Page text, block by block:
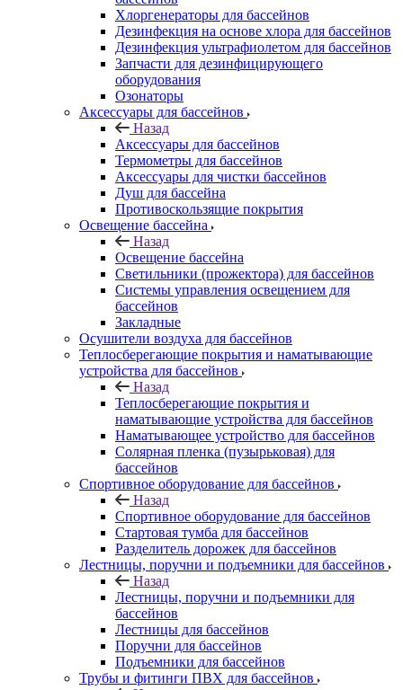
Хлоргенераторы для бассейнов
Дезинфекция на основе хлора для бассейнов
Дезинфекция ультрафиолетом для бассейнов
Запчасти для дезинфицирующего
оборудования
Озонаторы
Аксессуары для бассейнов
Назад
Аксессуары для бассейнов
Термометры для бассейнов
Аксессуары для чистки бассейнов
Душ для бассейна
Противоскользящие покрытия
Освещение бассейна
Назад
Освещение бассейна
Светильники (прожектора) для бассейнов
Системы управления освещением для
бассейнов
Закладные
Осушители воздуха для бассейнов
Теплосберегающие покрытия и наматывающие
устройства для бассейнов
Назад
Теплосберегающие покрытия и
наматывающие устройства для бассейнов
Наматывающее устройство для бассейнов
Солярная пленка (пузырьковая) для
бассейнов
Спортивное оборудование для бассейнов
Назад
Спортивное оборудование для бассейнов
Стартовая тумба для бассейнов
Разделитель дорожек для бассейнов
Лестницы, поручни и подъемники для бассейнов
Назад
Лестницы, поручни и подъемники для
бассейнов
Лестницы для бассейнов
Поручни для бассейнов
Подъемники для бассейнов
Трубы и фитинги ПВХ для бассейнов